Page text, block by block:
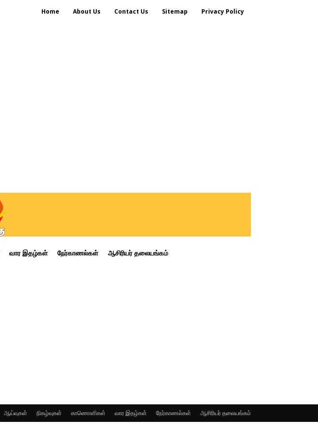
Home About Us Contact Us Sitemap Privacy Policy
வார இதழ்கள் நேர்காணல்கள் ஆசிரியர் தலையங்கம்
ஆய்வுகள் நிகழ்வுகள் காணொளிகள் வார இதழ்கள் நேர்காணல்கள் ஆசிரியர் தலையங்கம்